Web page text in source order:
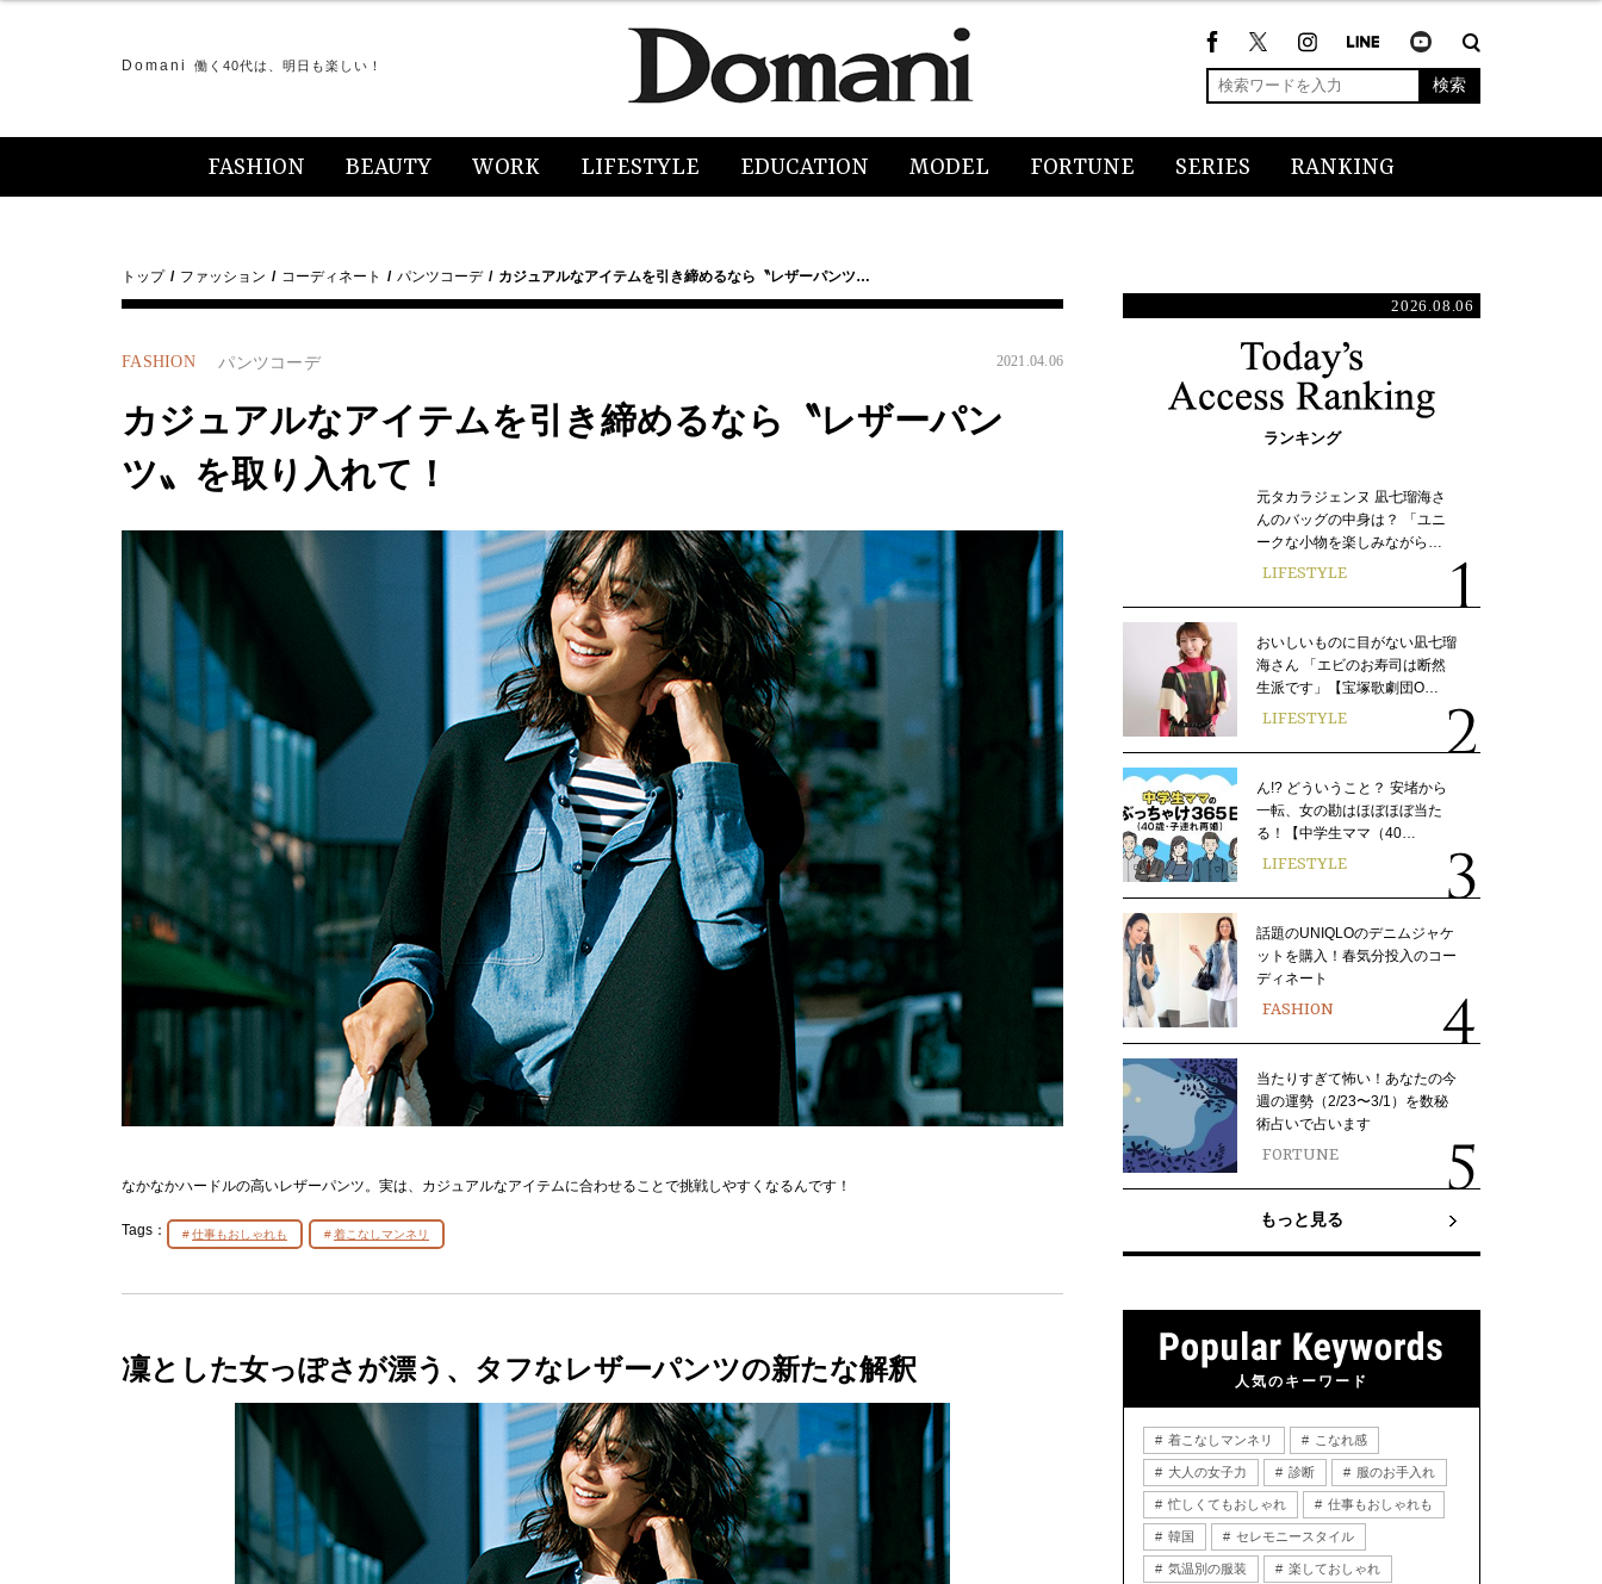
Domani 働く40代は、明日も楽しい！
検索
FASHION BEAUTY WORK LIFESTYLE EDUCATION MODEL FORTUNE SERIES RANKING
トップ ファッション コーディネート パンツコーデ カジュアルなアイテムを引き締めるなら〝レザーパンツ…
FASHION パンツコーデ 2021.04.06
カジュアルなアイテムを引き締めるなら〝レザーパン
ツ〟を取り入れて！
なかなかハードルの高いレザーパンツ。実は、カジュアルなアイテムに合わせることで挑戦しやすくなるんです！
Tags： 仕事もおしゃれも 着こなしマンネリ
凜とした女っぽさが漂う、タフなレザーパンツの新たな解釈
2026.08.06
ランキング
元タカラジェンヌ 凪七瑠海さ
んのバッグの中身は？ 「ユニ
ークな小物を楽しみながら…
LIFESTYLE
おいしいものに目がない凪七瑠
海さん 「エビのお寿司は断然
生派です」【宝塚歌劇団O…
LIFESTYLE
ん!? どういうこと？ 安堵から
一転、女の勘はほぼほぼ当た
る！【中学生ママ（40…
LIFESTYLE
話題のUNIQLOのデニムジャケ
ットを購入！春気分投入のコー
ディネート
FASHION
当たりすぎて怖い！あなたの今
週の運勢（2/23〜3/1）を数秘
術占いで占います
FORTUNE
もっと見る
人気のキーワード
着こなしマンネリ こなれ感
大人の女子力 診断 服のお手入れ
忙しくてもおしゃれ 仕事もおしゃれも
韓国 セレモニースタイル
気温別の服装 楽しておしゃれ